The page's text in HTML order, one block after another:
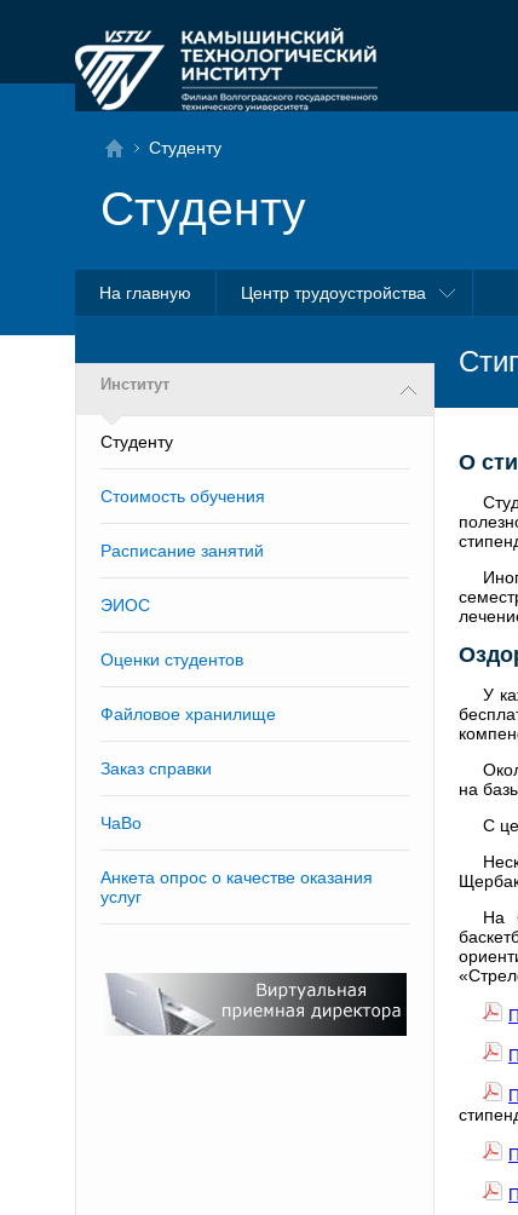
Студенту
Студенту
На главную Центр трудоустройства
Институт
Студенту
Стоимость обучения
Расписание занятий
ЭИОС
Оценки студентов
Файловое хранилище
Заказ справки
ЧаВо
Анкета опрос о качестве оказания
услуг
О
У
на
С
На